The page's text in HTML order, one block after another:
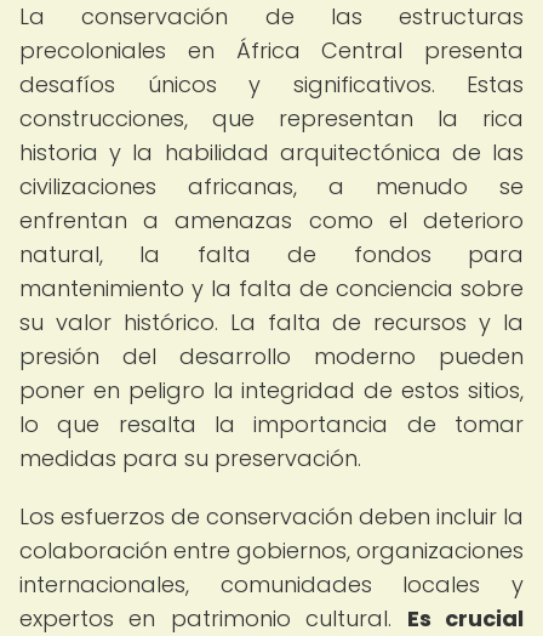
La conservación de las estructuras
precoloniales en África Central presenta
desafíos únicos y significativos. Estas
construcciones, que representan la rica
historia y la habilidad arquitectónica de las
civilizaciones africanas, a menudo se
enfrentan a amenazas como el deterioro
natural, la falta de fondos para
mantenimiento y la falta de conciencia sobre
su valor histórico. La falta de recursos y la
presión del desarrollo moderno pueden
poner en peligro la integridad de estos sitios,
lo que resalta la importancia de tomar
medidas para su preservación.
Los esfuerzos de conservación deben incluir la
colaboración entre gobiernos, organizaciones
internacionales, comunidades locales y
expertos en patrimonio cultural. Es crucial